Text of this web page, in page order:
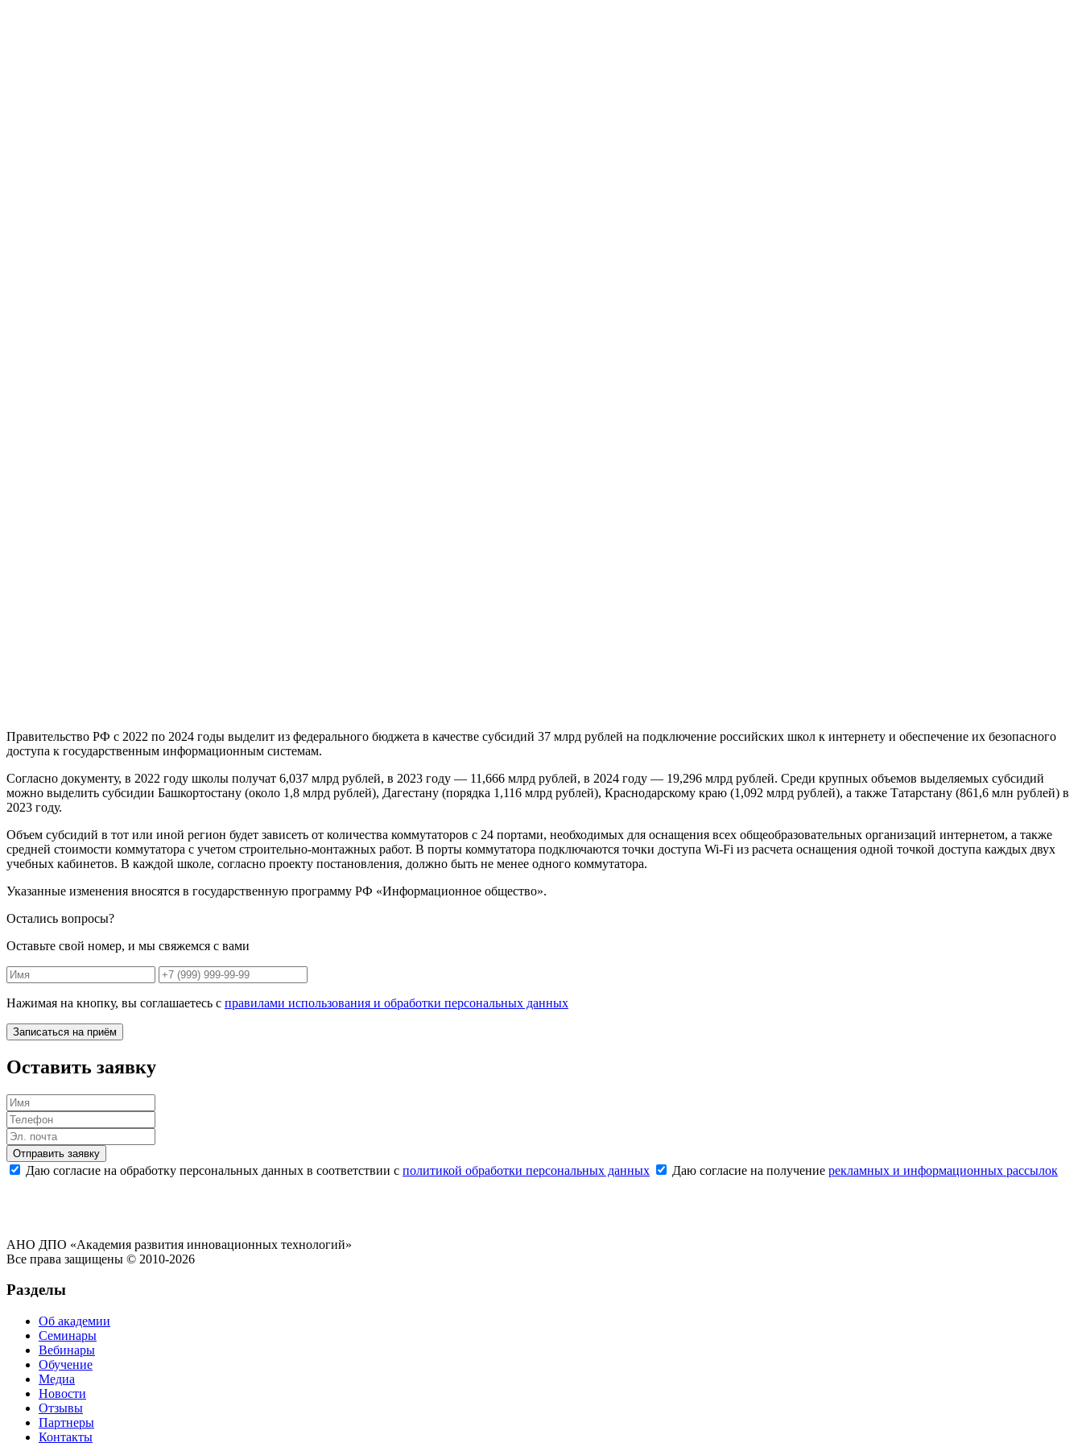
Правительство РФ с 2022 по 2024 годы выделит из федерального бюджета в качестве субсидий 37 млрд рублей на подключение российских школ к интернету и обеспечение их безопасного
доступа к государственным информационным системам.
Согласно документу, в 2022 году школы получат 6,037 млрд рублей, в 2023 году — 11,666 млрд рублей, в 2024 году — 19,296 млрд рублей. Среди крупных объемов выделяемых субсидий
можно выделить субсидии Башкортостану (около 1,8 млрд рублей), Дагестану (порядка 1,116 млрд рублей), Краснодарскому краю (1,092 млрд рублей), а также Татарстану (861,6 млн рублей) в
2023 году.
Объем субсидий в тот или иной регион будет зависеть от количества коммутаторов с 24 портами, необходимых для оснащения всех общеобразовательных организаций интернетом, а также
средней стоимости коммутатора с учетом строительно-монтажных работ. В порты коммутатора подключаются точки доступа Wi-Fi из расчета оснащения одной точкой доступа каждых двух
учебных кабинетов. В каждой школе, согласно проекту постановления, должно быть не менее одного коммутатора.
Указанные изменения вносятся в государственную программу РФ «Информационное общество».
Остались вопросы?
Оставьте свой номер, и мы свяжемся с вами
Нажимая на кнопку, вы соглашаетесь с правилами использования и обработки персональных данных
Записаться на приём
Оставить заявку
Отправить заявку
Даю согласие на обработку персональных данных в соответствии с политикой обработки персональных данных Даю согласие на получение рекламных и информационных рассылок
АНО ДПО «Академия развития инновационных технологий»
Все права защищены © 2010-2026
Разделы
Об академии
Семинары
Вебинары
Обучение
Медиа
Новости
Отзывы
Партнеры
Контакты